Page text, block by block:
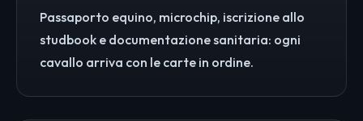
Passaporto equino, microchip, iscrizione allo
studbook e documentazione sanitaria: ogni
cavallo arriva con le carte in ordine.